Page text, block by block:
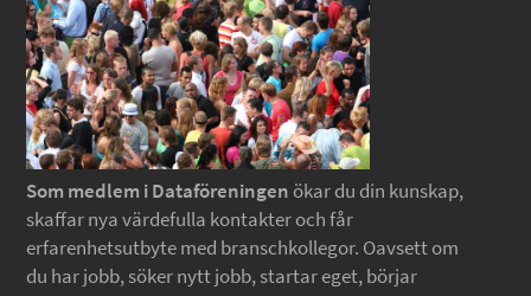
Som medlem i Dataföreningen ökar du din kunskap,
skaffar nya värdefulla kontakter och får
erfarenhetsutbyte med branschkollegor. Oavsett om
du har jobb, söker nytt jobb, startar eget, börjar